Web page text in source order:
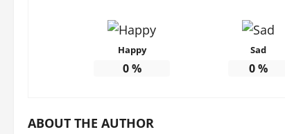
Happy
0%
Sad
0%
ABOUT THE AUTHOR